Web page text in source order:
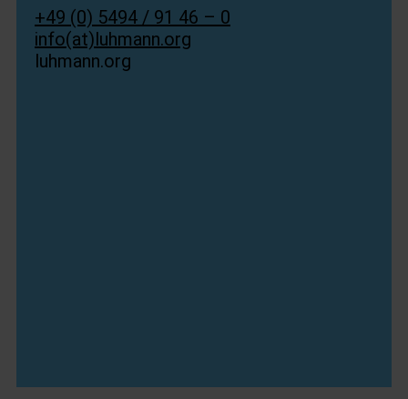
+49 (0) 5494 / 91 46 – 0
info(at)luhmann.org
luhmann.org